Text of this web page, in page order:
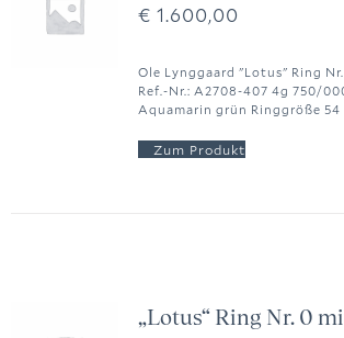
€ 1.600,00
Ole Lynggaard "Lotus" Ring
Ref.-Nr.: A2708-407 4g 750/
Aquamarin grün Ringgröße 54
„Lotus“ Ring Nr. 0